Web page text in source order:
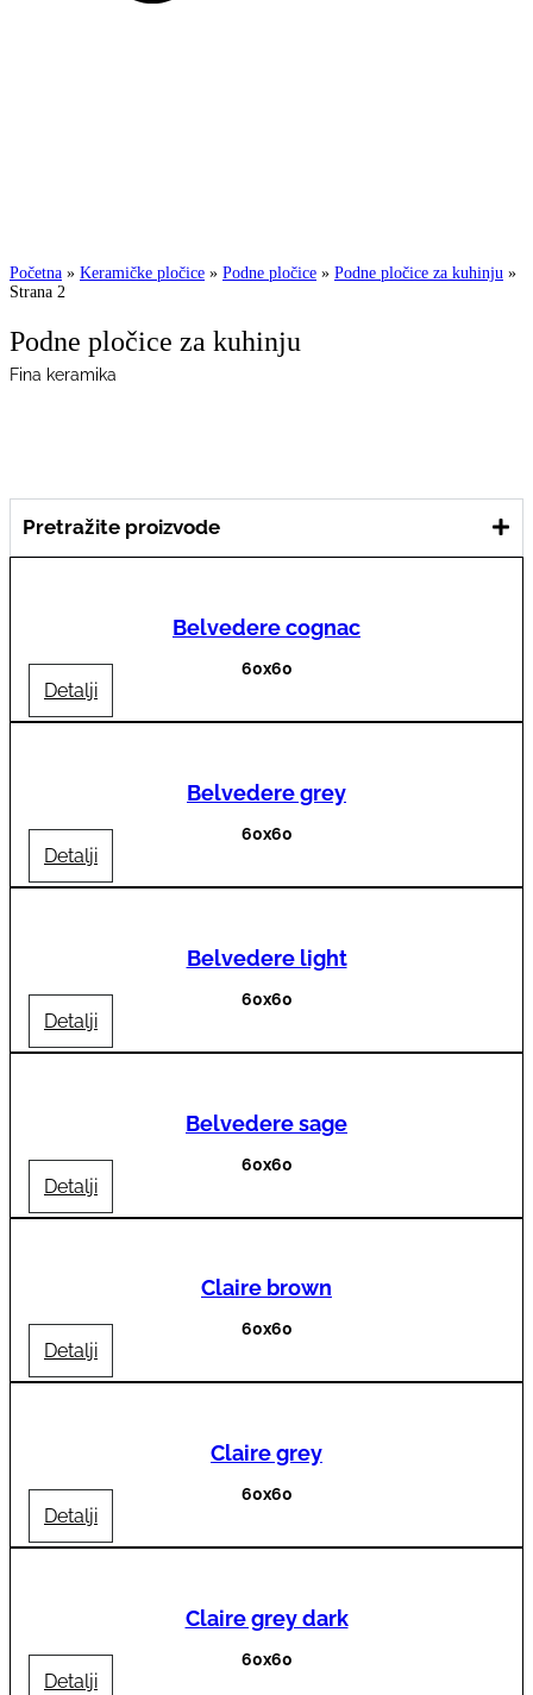
Početna » Keramičke pločice » Podne pločice » Podne pločice za kuhinju »
Strana 2
Podne pločice za kuhinju
Fina keramika
Pretražite proizvode
Belvedere cognac
60x60
Detalji
Belvedere grey
60x60
Detalji
Belvedere light
60x60
Detalji
Belvedere sage
60x60
Detalji
Claire brown
60x60
Detalji
Claire grey
60x60
Detalji
Claire grey dark
60x60
Detalji